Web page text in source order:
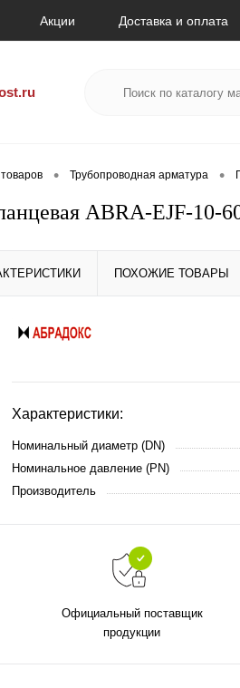
Акции Доставка и оплата
• Трубопроводная арматура •
ABRA-EJF-10-
ПОХОЖИЕ ТОВАРЫ
Характеристики:
Номинальный диаметр (DN)
Номинальное давление (PN)
Производитель
Официальный поставщик
продукции